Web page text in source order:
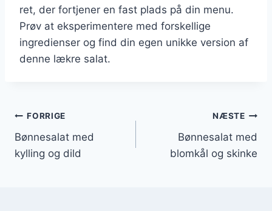
ret, der fortjener en fast plads på din menu.
Prøv at eksperimentere med forskellige
ingredienser og find din egen unikke version af
denne lækre salat.
Indlægsnavigation
FORRIGE
Bønnesalat med
kylling og dild
NÆSTE
Bønnesalat med
blomkål og skinke